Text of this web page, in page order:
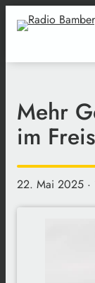
Mehr
im
22. Mai 2025